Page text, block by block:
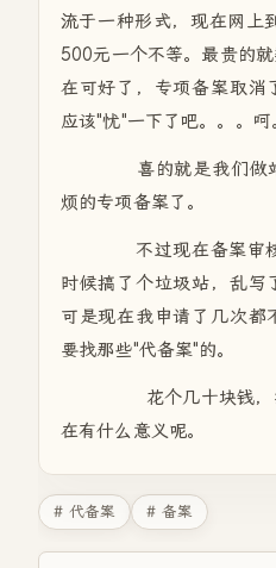
流于一种形式，现在网上
500元一个不等。最贵的
在可好了，专项备案取消
应该"忧"一下了吧。。。呵
喜的就是我们做
烦的专项备案了。
不过现在备案审核
时候搞了个垃圾站，乱写
可是现在我申请了几次都
要找那些"代备案"的。
花个几十块钱，
在有什么意义呢。
# 代备案 # 备案